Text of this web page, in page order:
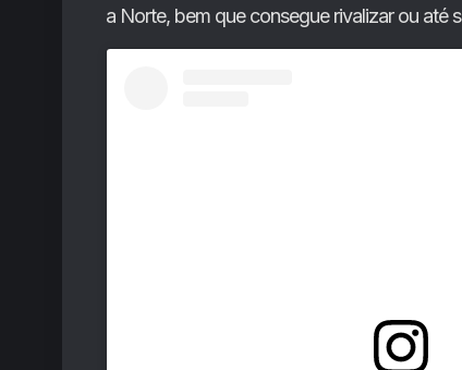
a Norte, bem que consegue rivalizar ou até